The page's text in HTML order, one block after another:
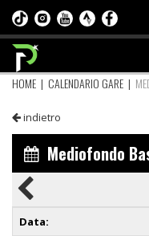
HOME | CALENDARIO GARE |
indietro
Mediofondo
Data: